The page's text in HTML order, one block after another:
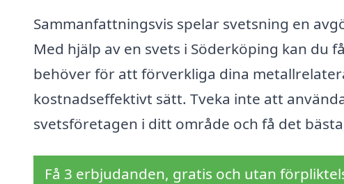
Sammanfattningsvis spelar svetsning en
Med hjälp av en svets i Söderköping kan du
behöver för att förverkliga dina
kostnadseffektivt sätt. Tveka inte att
svetsföretagen i ditt område och få det
Få 3 erbjudanden, gratis och utan